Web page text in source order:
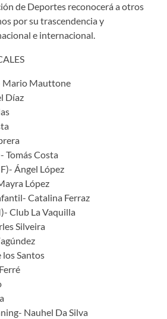
de Deportes reconocerá a otros
por su trascendencia y
e internacional.
Mario Mauttone
Díaz
Tomás Costa
Ángel López
López
Catalina Ferraz
Club La Vaquilla
Silveira
Santos
Nauhel Da Silva